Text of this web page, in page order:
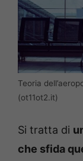
Teoria
(ot11ot2.it)
Si tratta di
che sfida